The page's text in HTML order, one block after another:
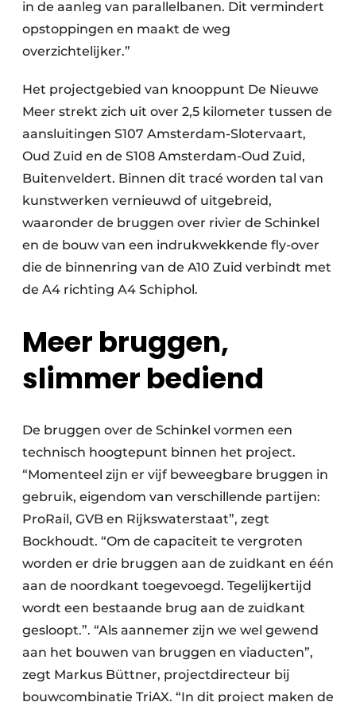
in de aanleg van parallelbanen. Dit vermindert
opstoppingen en maakt de weg
overzichtelijker.”
Het projectgebied van knooppunt De Nieuwe
Meer strekt zich uit over 2,5 kilometer tussen de
aansluitingen S107 Amsterdam-Slotervaart,
Oud Zuid en de S108 Amsterdam-Oud Zuid,
Buitenveldert. Binnen dit tracé worden tal van
kunstwerken vernieuwd of uitgebreid,
waaronder de bruggen over rivier de Schinkel
en de bouw van een indrukwekkende fly-over
die de binnenring van de A10 Zuid verbindt met
de A4 richting A4 Schiphol.
Meer bruggen,
slimmer bediend
De bruggen over de Schinkel vormen een
technisch hoogtepunt binnen het project.
“Momenteel zijn er vijf beweegbare bruggen in
gebruik, eigendom van verschillende partijen:
ProRail, GVB en Rijkswaterstaat”, zegt
Bockhoudt. “Om de capaciteit te vergroten
worden er drie bruggen aan de zuidkant en één
aan de noordkant toegevoegd. Tegelijkertijd
wordt een bestaande brug aan de zuidkant
gesloopt.”. “Als aannemer zijn we wel gewend
aan het bouwen van bruggen en viaducten”,
zegt Markus Büttner, projectdirecteur bij
bouwcombinatie TriAX. “In dit project maken de